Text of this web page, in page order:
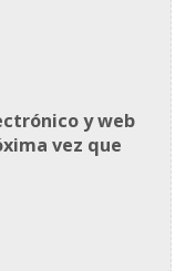
y web
vez que